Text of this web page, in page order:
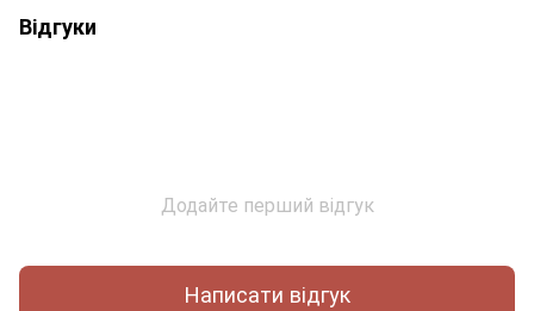
Відгуки
Додайте перший відгук
Написати відгук